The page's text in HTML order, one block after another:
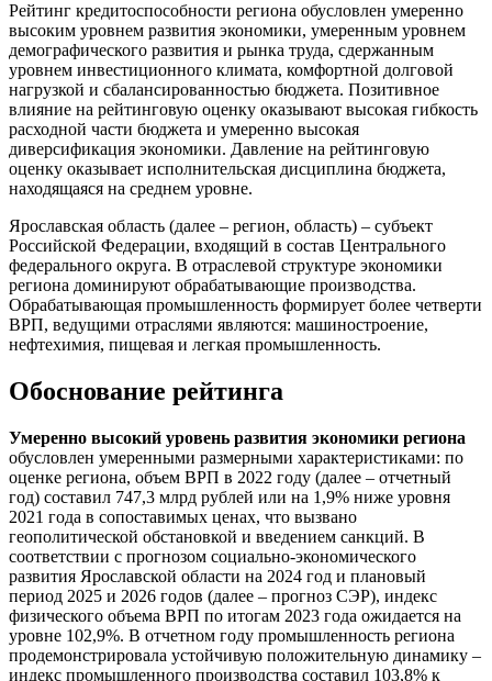
Рейтинг кредитоспособности региона обусловлен умеренно
высоким уровнем развития экономики, умеренным уровнем
демографического развития и рынка труда, сдержанным
уровнем инвестиционного климата, комфортной долговой
нагрузкой и сбалансированностью бюджета. Позитивное
влияние на рейтинговую оценку оказывают высокая гибкость
расходной части бюджета и умеренно высокая
диверсификация экономики. Давление на рейтинговую
оценку оказывает исполнительская дисциплина бюджета,
находящаяся на среднем уровне.
Ярославская область (далее – регион, область) – субъект
Российской Федерации, входящий в состав Центрального
федерального округа. В отраслевой структуре экономики
региона доминируют обрабатывающие производства.
Обрабатывающая промышленность формирует более четверти
ВРП, ведущими отраслями являются: машиностроение,
нефтехимия, пищевая и легкая промышленность.
Обоснование рейтинга
Умеренно высокий уровень развития экономики региона
обусловлен умеренными размерными характеристиками: по
оценке региона, объем ВРП в 2022 году (далее – отчетный
год) составил 747,3 млрд рублей или на 1,9% ниже уровня
2021 года в сопоставимых ценах, что вызвано
геополитической обстановкой и введением санкций. В
соответствии с прогнозом социально-экономического
развития Ярославской области на 2024 год и плановый
период 2025 и 2026 годов (далее – прогноз СЭР), индекс
физического объема ВРП по итогам 2023 года ожидается на
уровне 102,9%. В отчетном году промышленность региона
продемонстрировала устойчивую положительную динамику –
индекс промышленного производства составил 103,8% к